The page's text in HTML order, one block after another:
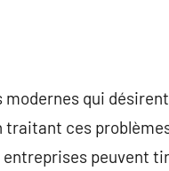
qui
ces
peuvent